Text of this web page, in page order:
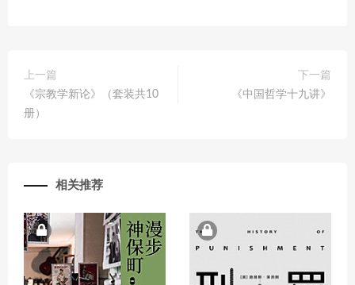
上一篇
《宗教学新论》（套装共10
册）
下一篇
《中国哲学十九讲》
相关推荐